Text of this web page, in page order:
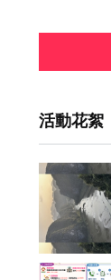
活動花絮